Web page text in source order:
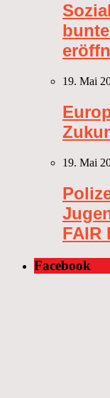
19. Mai
19. Mai
FAIR
Facebook